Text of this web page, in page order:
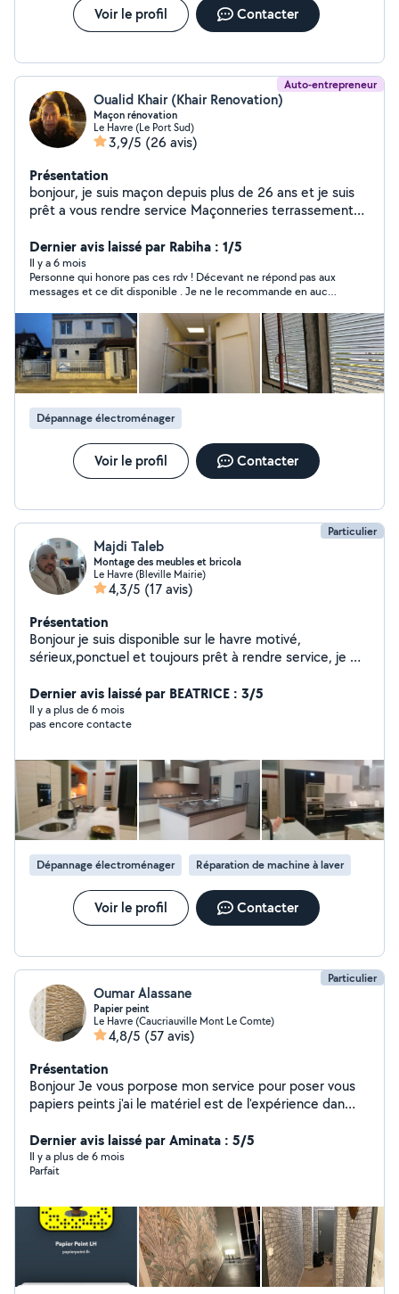
Voir le profil Contacter
Auto-entrepreneur
Oualid Khair (Khair Renovation)
Maçon rénovation
Le Havre (Le Port Sud)
3,9/5 (26 avis)
Présentation
bonjour, je suis maçon depuis plus de 26 ans et je suis
prêt a vous rendre service Maçonneries terrassement
répondre plus
Dernier avis laissé par Rabiha : 1/5
Il y a 6 mois
Personne qui honore pas ces rdv ! Décevant ne répond pas aux
messages et ce dit disponible . Je ne le recommande en aucun
Dépannage électroménager
Voir le profil Contacter
Particulier
Majdi Taleb
Montage des meubles et bricola
Le Havre (Bleville Mairie)
4,3/5 (17 avis)
Présentation
Bonjour je suis disponible sur le havre motivé,
sérieux,ponctuel et toujours prêt à rendre service, je me
montage et démontage des meubles: cuisine, chambre
d'enfant, chambre à coucher ,lustres, papier pain,
plomberie, debouchage tube de vacations,aide de
Dernier avis laissé par BEATRICE : 3/5
Il y a plus de 6 mois
pas encore contacte
Dépannage électroménager Réparation de machine à laver
Voir le profil Contacter
Particulier
Oumar Alassane
Papier peint
Le Havre (Caucriauville Mont Le Comte)
4,8/5 (57 avis)
Présentation
Bonjour Je vous porpose mon service pour poser vous
papiers peints j'ai le matériel est de l'expérience dan
renseignements veuillez me contacter par message
privé
Dernier avis laissé par Aminata : 5/5
Il y a plus de 6 mois
Parfait